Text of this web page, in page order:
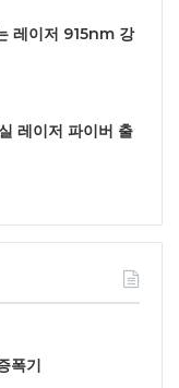
레이저 915nm 강
레이저 파이버 출
폭기